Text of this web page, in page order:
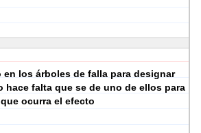
los árboles de falla para designar
hace falta que se de uno de ellos para
que ocurra el efecto